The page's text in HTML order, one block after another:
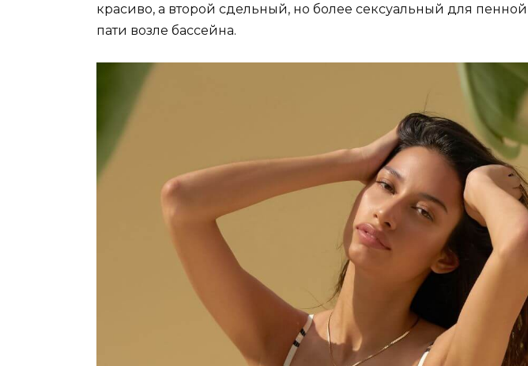
красиво, а второй сдельный, но более сексуальный для
пати возле бассейна.